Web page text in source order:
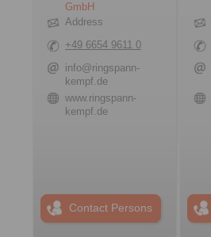
GmbH
Address
+49 6654 9611 0
info@ringspann-
kempf.de
www.ringspann-
kempf.de
Contact Persons